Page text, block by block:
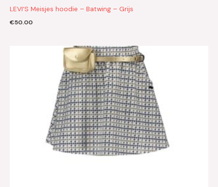
LEVI’S Meisjes hoodie – Batwing – Grijs
€50.00